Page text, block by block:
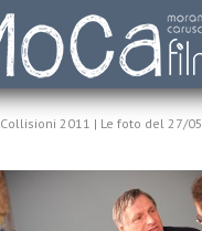
Collisioni 2011 | Le foto del 27/05